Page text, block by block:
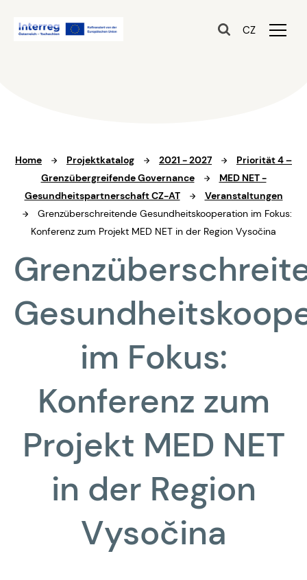
CZ
Home Projektkatalog 2021 - 2027
Priorität 4 –
Grenzübergreifende Governance
MED NET -
Gesundheitspartnerschaft CZ-AT
Veranstaltungen
Grenzüberschreitende Gesundheitskooperation im Fokus:
Konferenz zum Projekt MED NET in der Region Vysočina
im Fokus:
Konferenz zum
Projekt MED NET
in der Region
Vysočina